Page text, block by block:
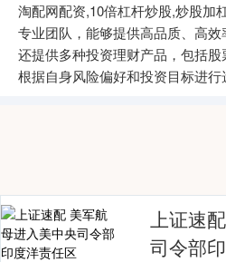
淘配网配资,10倍杠杆炒股,炒股加
专业团队，能够提供高品质、高
还提供多种投资理财产品，包括
根据自身风险偏好和投资目标进行
上证速
司令部